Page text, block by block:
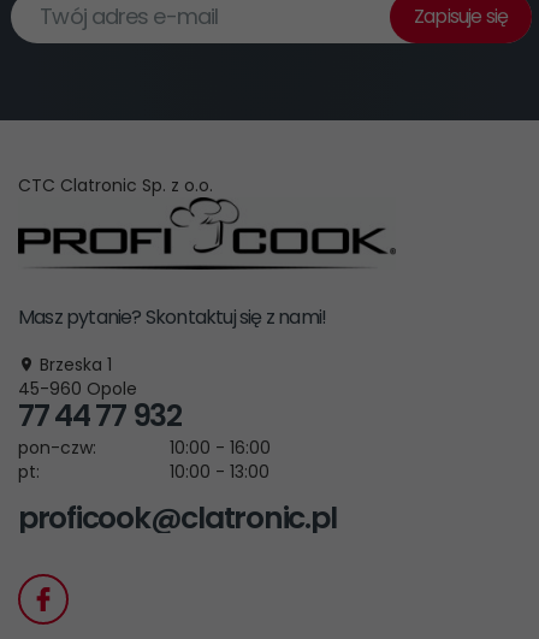
Twój adres e-mail Zapisuje się
CTC Clatronic Sp. z o.o.
Masz pytanie? Skontaktuj się z nami!
Brzeska 1
45-960 Opole
77 44 77 932
pon-czw:
10:00 - 16:00
pt:
10:00 - 13:00
proficook@clatronic.pl